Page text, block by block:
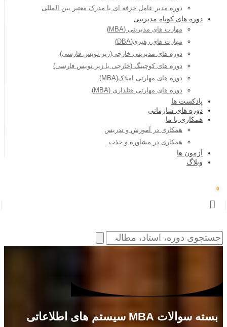
دوره مدیر عامل حرفه ای با مدرک معتبر بین المللی
دوره های کوتاه مدیریتی
مهارت های مدیریتی (MBA)
مهارت های رهبری(DBA)
دوره های مدیریتی خارجی(زیر نویس فارسی)
دوره های کوچینگ (خارجی با زیر نویس فارسی)
دوره های مهارتی املاک(MBA)
دوره های مهارتی هتلداری (MBA)
پادکست ها
دوره های سازمانی
همکاری با ما
همکاری در آموزش و تدریس
همکاری در مشاوره و جذب
آزمون ها
وبلاگ
0
بسته سوالات MBA سیستم های اطلاعاتی